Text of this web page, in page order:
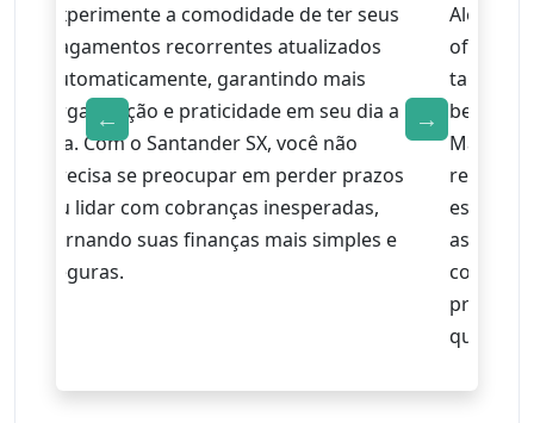
Experimente a comodidade de ter seus
pagamentos recorrentes atualizados
automaticamente, garantindo mais
organização e praticidade em seu dia a
dia. Com o Santander SX, você não
precisa se preocupar em perder prazos
ou lidar com cobranças inesperadas,
tornando suas finanças mais simples e
seguras.
Além
também
quanto